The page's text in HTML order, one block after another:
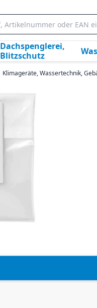
Dachspenglerei,
Blitzschutz
Klimageräte, Wassertechnik,